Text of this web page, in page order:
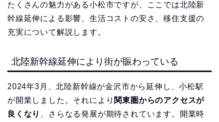
たくさんの魅力がある小松市ですが、ここでは北陸新
幹線延伸による影響、生活コストの安さ、移住支援の
充実について解説します。
北陸新幹線延伸により街が賑わっている
2024年3月、北陸新幹線が金沢市から延伸し、小松駅
が開業しました。それにより 関東圏からのアクセスが
良くなり 、さらなる発展が期待されています。開業時